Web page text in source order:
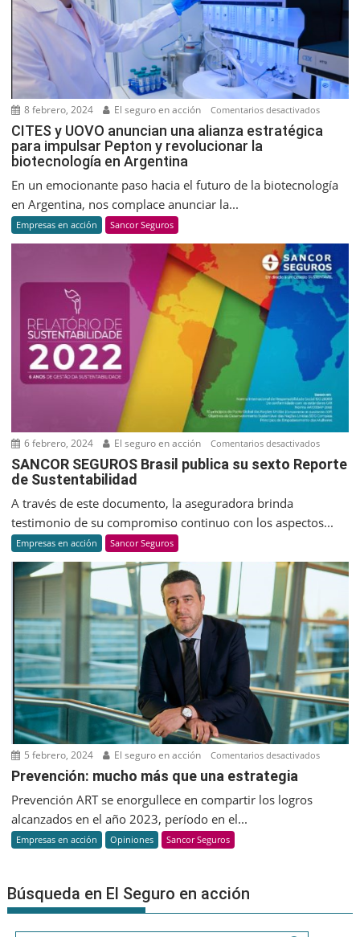
8 febrero, 2024 El seguro en acción Comentarios desactivadosen
CITES
anuncian
impulsar
Pepton
y
en
Argentina
CITES y UOVO anuncian una alianza estratégica
para impulsar Pepton y revolucionar la
biotecnología en Argentina
En un emocionante paso hacia el futuro de la biotecnología
en Argentina, nos complace anunciar la...
Empresas en acción Sancor Seguros
6 febrero, 2024 El seguro en acción Comentarios desactivadosen
SANCOR
su
Reporte
SANCOR SEGUROS Brasil publica su sexto Reporte
de Sustentabilidad
A través de este documento, la aseguradora brinda
testimonio de su compromiso continuo con los aspectos...
Empresas en acción Sancor Seguros
5 febrero, 2024 El seguro en acción Comentarios desactivadosen
Prevención: mucho más que una estrategia
Prevención ART se enorgullece en compartir los logros
alcanzados en el año 2023, período en el...
Empresas en acción Opiniones Sancor Seguros
Búsqueda en El Seguro en acción